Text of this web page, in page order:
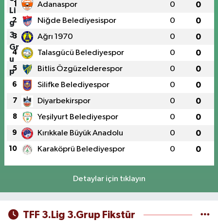
1 Adanaspor 0 0
2 Niğde Belediyesispor 0 0
3 Ağrı 1970 0 0
4 Talasgücü Belediyespor 0 0
5 Bitlis Özgüzelderespor 0 0
6 Silifke Belediyespor 0 0
7 Diyarbekirspor 0 0
8 Yeşilyurt Belediyespor 0 0
9 Kırıkkale Büyük Anadolu 0 0
10 Karaköprü Belediyespor 0 0
Detaylar için tıklayın
TFF 3.Lig 3.Grup Fikstür